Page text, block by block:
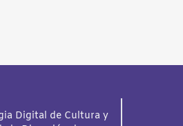
Digital de Cultura y